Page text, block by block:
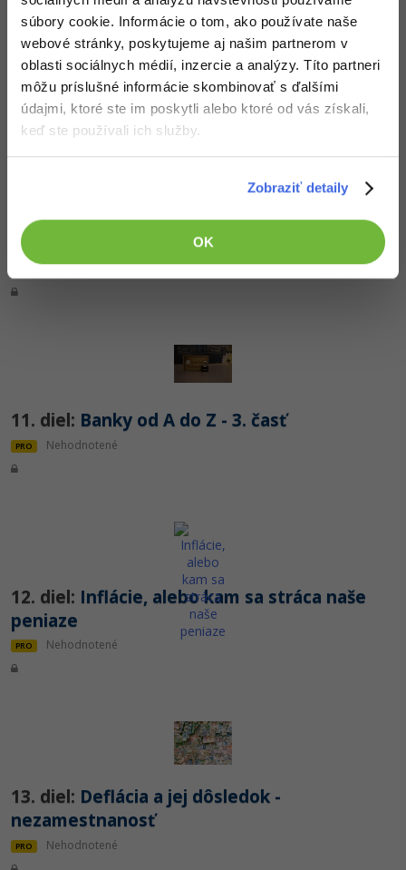
súbory cookie. Informácie o tom, ako používate naše
webové stránky, poskytujeme aj našim partnerom v
oblasti sociálnych médií, inzercie a analýzy. Títo partneri
môžu príslušné informácie skombinovať s ďalšími
údajmi, ktoré ste im poskytli alebo ktoré od vás získali,
keď ste používali ich služby.
Zobraziť detaily
OK
9. diel:Banky od A do Z
PRO Nehodnotené
10. diel: Banky od A do Z - 2. časť
Nehodnotené
11. diel: Banky od A do Z - 3. časť
PRO Nehodnotené
12. diel: Inflácie, alebo kam sa stráca naše
peniaze
PRO Nehodnotené
13. diel: Deflácia a jej dôsledok -
nezamestnanosť
PRO Nehodnotené